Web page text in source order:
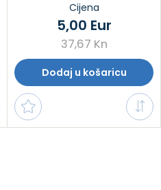
Cijena
37,67 Kn
5,00 Eur
Dodaj u košaricu